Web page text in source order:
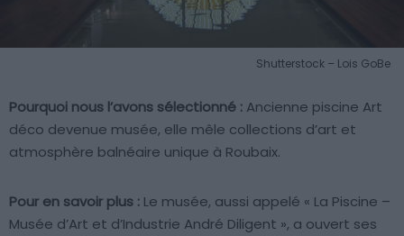
Shutterstock – Lois GoBe
Pourquoi nous l’avons sélectionné : Ancienne piscine Art
déco devenue musée, elle mêle collections d’art et
atmosphère balnéaire unique à Roubaix.
Pour en savoir plus : Le musée, aussi appelé « La Piscine –
Musée d’Art et d’Industrie André Diligent », a ouvert ses